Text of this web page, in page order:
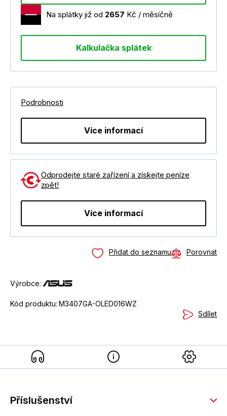
Na splátky již od 2657 Kč / měsíčně
Kalkulačka splátek
Podrobnosti
Více informací
Odprodejte staré zařízení a získejte peníze
zpět!
Více informací
Přidat do seznamu Porovnat
Výrobce:
Kód produktu: M3407GA-OLED016WZ
Sdílet
Příslušenství